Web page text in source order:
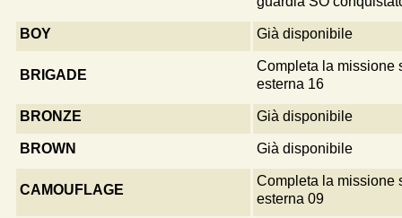
BOY Già disponibile
BRIGADE
Completa la missione
esterna 16
BRONZE Già disponibile
BROWN Già disponibile
CAMOUFLAGE
Completa la missione
esterna 09